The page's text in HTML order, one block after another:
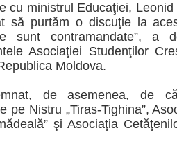
cu ministrul Educaţiei,
să purtăm o discuţie la
sunt contramandate”, a
Asociaţiei Studenţilor
Moldova.
de asemenea, de
pe Nistru „Tiras-Tighina”,
şi Asociaţia